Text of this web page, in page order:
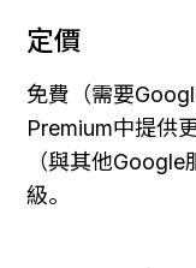
定價
免費（需要
Premium中提供
（與其他
級。